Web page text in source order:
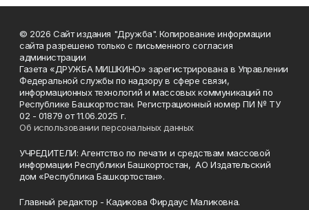
© 2026 Сайт издания "Дружба". Копирование информации
сайта разрешено только с письменного согласия
администрации
Газета «ДРУЖБА МИШКИНО» зарегистрирована в Управлении
Федеральной службы по надзору в сфере связи,
информационных технологий и массовых коммуникаций по
Республике Башкортостан. Регистрационный номер ПИ № ТУ
02 - 01879 от 11.06.2025 г.
Об использовании персональных данных
УЧРЕДИТЕЛИ: Агентство по печати и средствам массовой
информации Республики Башкортостан, АО Издательский
дом «Республика Башкортостан».
Главный редактор - Кадикова Фирдаус Маликовна.